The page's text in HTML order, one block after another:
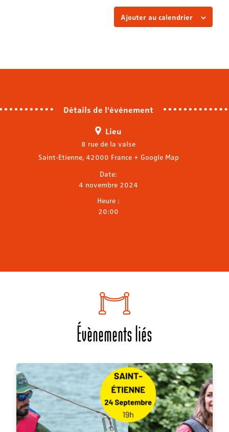
Ajouter au calendrier
Détails de l'évènement
Lieu
8 rue de la valse
Saint-Etienne, 42000 France + Google Map
Date:
4 novembre 2024
Heure :
20:00
Évènements liés